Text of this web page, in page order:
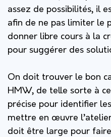
assez de possibilités, il
afin de ne pas limiter le
donner libre cours à la
pour suggérer des
On doit trouver le bon
HMW, de telle sorte à
précise pour identifier
mettre en œuvre
doit être large pour